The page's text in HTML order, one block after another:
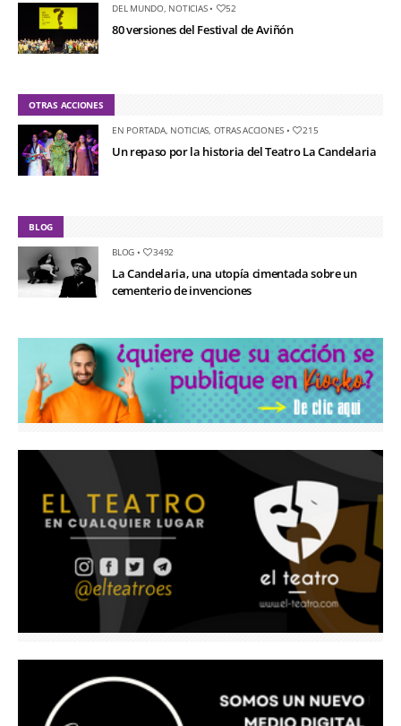
DEL MUNDO, NOTICIAS• 52
80 versiones del Festival de Aviñón
OTRAS ACCIONES
EN PORTADA, NOTICIAS OTRAS ACCIONES • 215
Un repaso por la historia del Teatro La Candelaria
BLOG
BLOG • 3492
La Candelaria, una utopía cimentada sobre un
cementerio de invenciones